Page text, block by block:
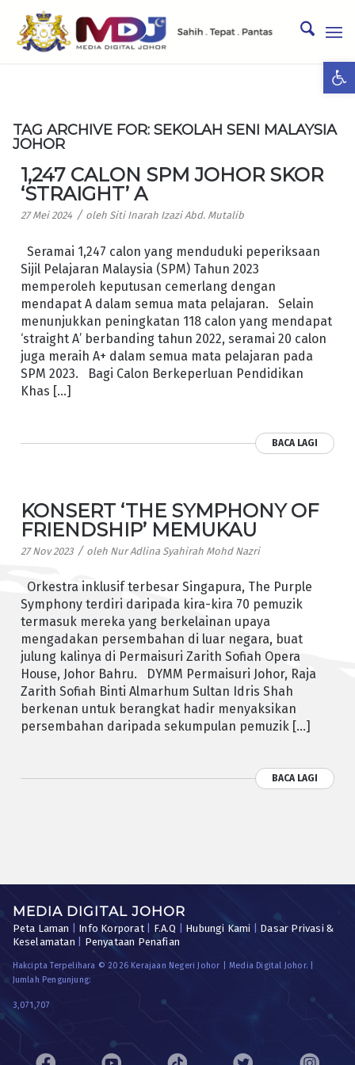
TAG ARCHIVE FOR: SEKOLAH SENI MALAYSIA
JOHOR
1,247 CALON SPM JOHOR SKOR
‘STRAIGHT’ A
27 Mei 2024 / oleh Siti Inarah Izazi Abd. Mutalib
Seramai 1,247 calon yang menduduki peperiksaan
Sijil Pelajaran Malaysia (SPM) Tahun 2023
memperoleh keputusan cemerlang dengan
mendapat A dalam semua mata pelajaran. Selain
menunjukkan peningkatan 118 calon yang mendapat
‘straight A’ berbanding tahun 2022, seramai 20 calon
juga meraih A+ dalam semua mata pelajaran pada
SPM 2023. Bagi Calon Berkeperluan Pendidikan
Khas […]
BACA LAGI
KONSERT ‘THE SYMPHONY OF
FRIENDSHIP’ MEMUKAU
27 Nov 2023 / oleh Nur Adlina Syahirah Mohd Nazri
Orkestra inklusif terbesar Singapura, The Purple
Symphony terdiri daripada kira-kira 70 pemuzik
termasuk mereka yang berkelainan upaya
mengadakan persembahan di luar negara, buat
julung kalinya di Permaisuri Zarith Sofiah Opera
House, Johor Bahru. DYMM Permaisuri Johor, Raja
Zarith Sofiah Binti Almarhum Sultan Idris Shah
berkenan untuk berangkat hadir menyaksikan
persembahan daripada sekumpulan pemuzik […]
BACA LAGI
MEDIA DIGITAL JOHOR
Peta Laman Info Korporat| F.A.Q Hubungi Kami
Dasar Privasi &
Keselamatan
Penyataan Penafian
Hakcipta Terpelihara © 2026 Kerajaan Negeri Johor | Media Digital Johor. |
Jumlah Pengunjung:
3,071,707